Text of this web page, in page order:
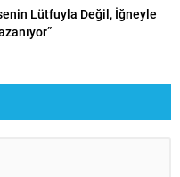
Lütfuyla Değil, İğneyle